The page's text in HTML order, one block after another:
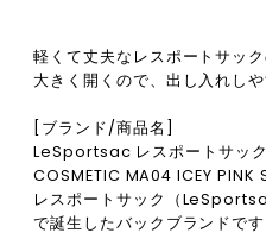
軽くて丈夫なレスポートサック
大きく開くので、出し入れしや
[ブランド/商品名]
LeSportsac レスポートサック
COSMETIC MA04 ICEY PINK
レスポートサック（
で誕生したバックブランドです